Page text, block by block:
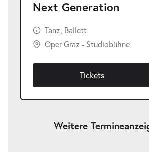
Next Generation
Tanz, Ballett
Oper Graz - Studiobühne
Tickets
Weitere Termine